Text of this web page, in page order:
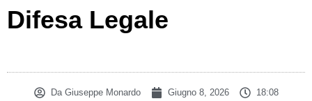
Difesa Legale
DaGiuseppe Monardo Giugno 8, 2026 18:08